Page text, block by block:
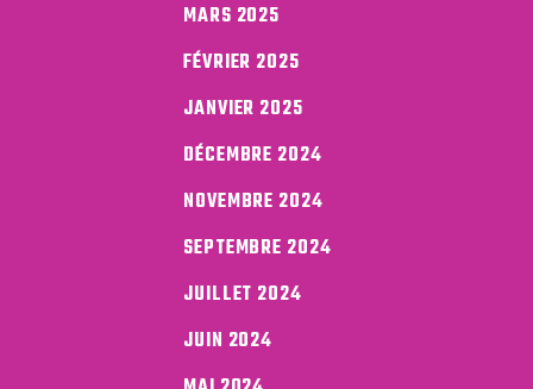
MARS 2025
FÉVRIER 2025
JANVIER 2025
DÉCEMBRE 2024
NOVEMBRE 2024
SEPTEMBRE 2024
JUILLET 2024
JUIN 2024